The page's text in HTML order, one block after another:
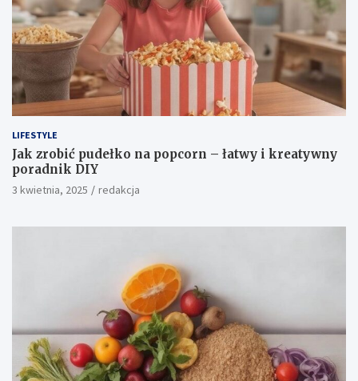
LIFESTYLE
Jak zrobić pudełko na popcorn – łatwy i kreatywny
poradnik DIY
3 kwietnia, 2025 redakcja